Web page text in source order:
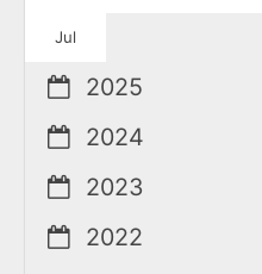
Jul
2025
2024
2023
2022